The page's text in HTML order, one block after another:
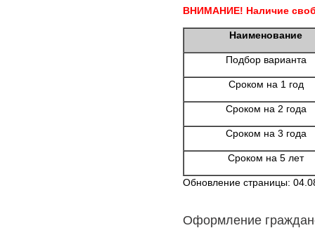
ВНИМАНИЕ! Наличие
Наименование
Подбор варианта
Сроком на 1 год
Сроком на 2 года
Сроком на 3 года
Сроком на 5 лет
Обновление страницы:
Оформление